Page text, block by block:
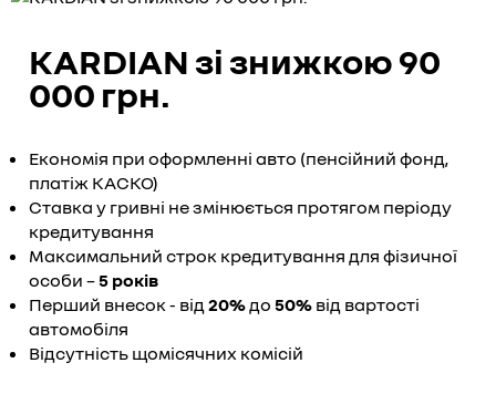
KARDIAN зі знижкою 90
000 грн.
Економія при оформленні авто (пенсійний фонд,
платіж КАСКО)
Ставка у гривні не змінюється протягом періоду
кредитування
Максимальний строк кредитування для фізичної
особи –5 років
Перший внесок - від 20%до 50% від вартості
автомобіля
Відсутність щомісячних комісій